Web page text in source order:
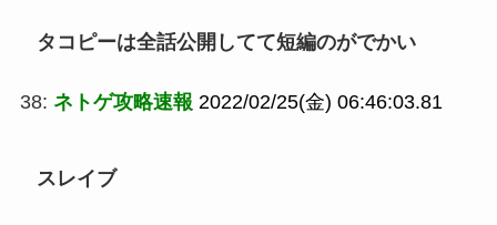
タコピーは全話公開してて短編のがでかい
38: ネトゲ攻略速報 2022/02/25(金) 06:46:03.81
スレイブ